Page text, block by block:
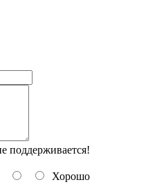
поддерживается!
Хорошо